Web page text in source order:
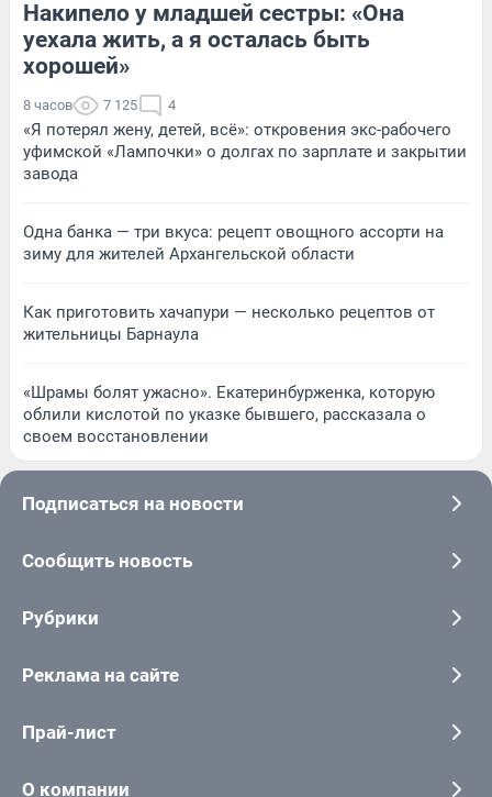
Накипело у младшей сестры: «Она
уехала жить, а я осталась быть
хорошей»
8 часов 7 125 4
«Я потерял жену, детей, всё»: откровения экс-рабочего
уфимской «Лампочки» о долгах по зарплате и закрытии
завода
Одна банка — три вкуса: рецепт овощного ассорти на
зиму для жителей Архангельской области
Как приготовить хачапури — несколько рецептов от
жительницы Барнаула
«Шрамы болят ужасно». Екатеринбурженка, которую
облили кислотой по указке бывшего, рассказала о
своем восстановлении
Подписаться на новости
Сообщить новость
Рубрики
Реклама на сайте
Прай-лист
О компании